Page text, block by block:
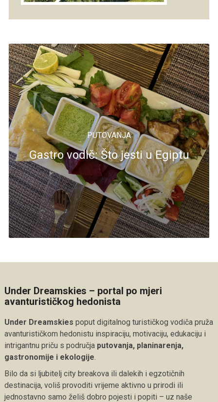
PUTOVANJA
Gastro vodič: Što jesti u Egiptu
Under Dreamskies – portal po mjeri
avanturističkog hedonista
Under Dreamskies poput digitalnog turističkog vodiča pruža
avanturističkom hedonistu inspiraciju, motivaciju, edukaciju i
intrigantnu priču s područja putovanja, planinarenja,
gastronomije i ekologije
Bilo da si ljubitelj city breakova ili dalekih i egzotičnih
destinacija, voliš provoditi vrijeme aktivno u prirodi ili
jednostavno samo želiš dobro pojesti i popiti – uz naše